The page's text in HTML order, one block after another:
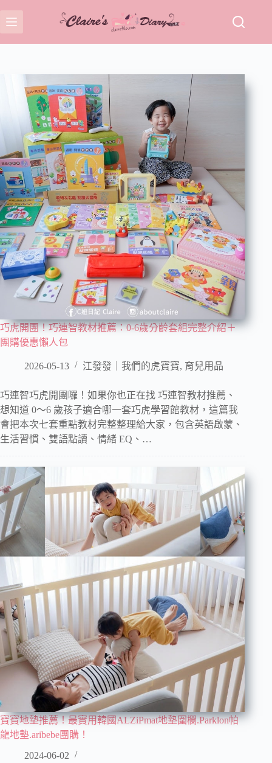
至
主
巧虎開團！巧連智教材推薦：0-6歲分齡套組完整介紹＋
團購優惠懶人包
2026-05-13 江發發｜我們的虎寶寶, 育兒用品
巧連智巧虎開團囉！如果你也正在找 巧連智教材推薦、
想知道 0～6 歲孩子適合哪一套巧虎學習館教材，這篇我
會把本次七套重點教材完整整理給大家，包含英語啟蒙、
生活習慣、雙語點讀、情緒 EQ、…
寶寶地墊推薦！最實用韓國ALZiPmat地墊圍欄.Parklon帕
龍地墊.aribebe團購！
2024-06-02